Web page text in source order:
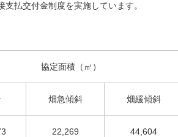
払交付金制度を実施しています。
協定面積（㎡）
畑急傾斜 畑緩傾斜
22,269 44,604